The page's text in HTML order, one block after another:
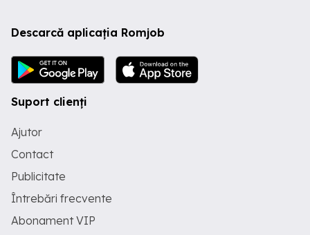
Descarcă aplicația Romjob
Suport clienți
Ajutor
Contact
Publicitate
Întrebări frecvente
Abonament VIP